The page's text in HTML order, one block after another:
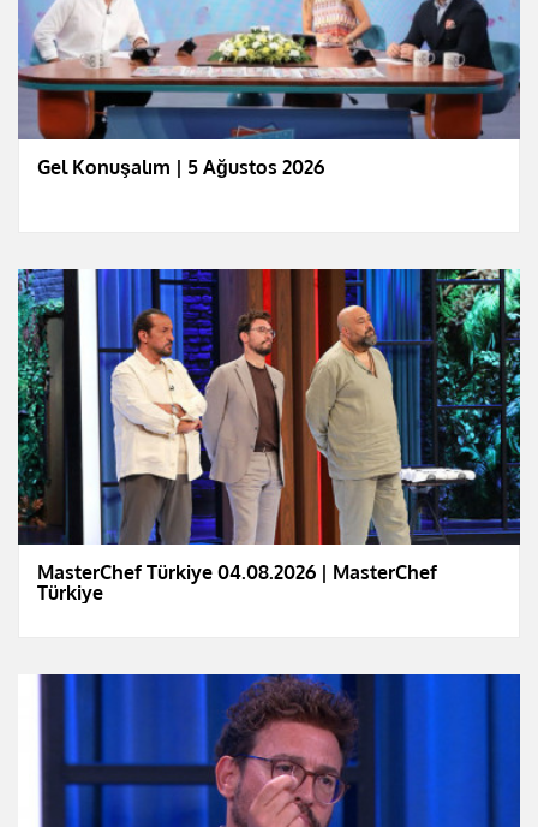
Gel Konuşalım | 5 Ağustos 2026
MasterChef Türkiye 04.08.2026 | MasterChef
Türkiye